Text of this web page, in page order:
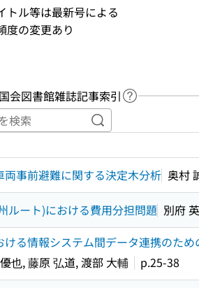
トル等は最新号による
度の変更あり
会図書館雑誌記事索引 ヘルプページ
キーワードで目次内
両事前避難に関する決定木分析 奥村
ルート)における費用分担問題 別府
る情報システム間データ連携のた
也, 藤原 弘道, 渡部 大輔
p.25-38